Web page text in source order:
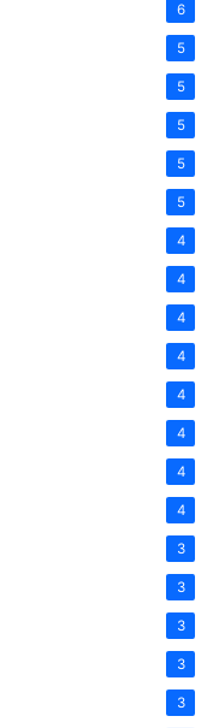
6
5
5
5
5
5
4
4
4
4
4
4
4
4
3
3
3
3
3